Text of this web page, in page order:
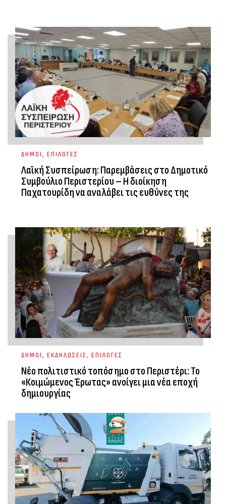
ΔΗΜΟΙ, ΕΠΙΛΟΓΕΣ
Λαϊκή Συσπείρωση: Παρεμβάσεις στο Δημοτικό
Συμβούλιο Περιστερίου – Η διοίκηση
Παχατουρίδη να αναλάβει τις ευθύνες της
ΔΗΜΟΙ, ΕΚΔΗΛΩΣΕΙΣ, ΕΠΙΛΟΓΕΣ
Νέο πολιτιστικό τοπόσημο στο Περιστέρι: Το
«Κοιμώμενος Έρωτας» ανοίγει μια νέα εποχή
δημιουργίας